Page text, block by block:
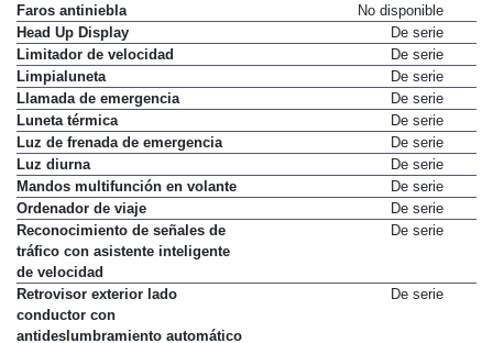
Faros antiniebla
No disponible
Head Up Display
De serie
Limitador de velocidad
De serie
Limpialuneta
De serie
Llamada de emergencia
De serie
Luneta térmica
De serie
Luz de frenada de emergencia
De serie
Luz diurna
De serie
Mandos multifunción en volante
De serie
Ordenador de viaje
De serie
Reconocimiento de señales de
tráfico con asistente inteligente
de velocidad
De serie
Retrovisor exterior lado
conductor con
antideslumbramiento automático
De serie